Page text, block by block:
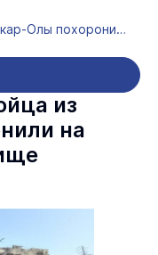
Погибшего на СВО бойца из Йошкар-Олы похоронили на Туруновском кладбище
из
на